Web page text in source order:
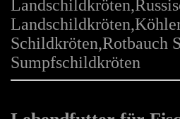
Schildkröten,Rotbauch
Sumpfschildkröten